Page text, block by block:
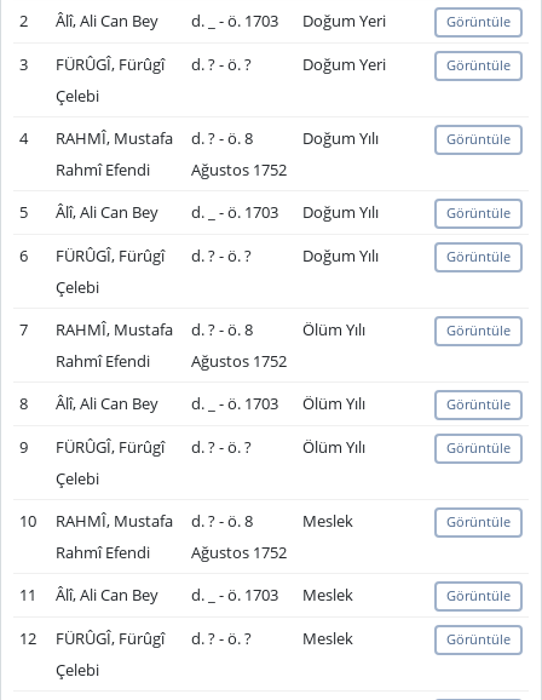
2 Âlî, Ali Can Bey d. _ - ö. 1703 Doğum Yeri Görüntüle
3
FÜRÛGÎ, Fürûgî
Çelebi
d. ? - ö. ? Doğum Yeri Görüntüle
4
RAHMÎ, Mustafa
Rahmî Efendi
d. ? - ö. 8
Ağustos 1752
Doğum Yılı Görüntüle
5 Âlî, Ali Can Bey d. _ - ö. 1703 Doğum Yılı Görüntüle
6
FÜRÛGÎ, Fürûgî
Çelebi
d. ? - ö. ? Doğum Yılı Görüntüle
7
RAHMÎ, Mustafa
Rahmî Efendi
d. ? - ö. 8
Ağustos 1752
Ölüm Yılı Görüntüle
8 Âlî, Ali Can Bey d. _ - ö. 1703 Ölüm Yılı Görüntüle
9
FÜRÛGÎ, Fürûgî
Çelebi
d. ? - ö. ? Ölüm Yılı Görüntüle
10
RAHMÎ, Mustafa
Rahmî Efendi
d. ? - ö. 8
Ağustos 1752
Meslek Görüntüle
11 Âlî, Ali Can Bey d. _ - ö. 1703 Meslek Görüntüle
12
FÜRÛGÎ, Fürûgî
Çelebi
d. ? - ö. ? Meslek Görüntüle